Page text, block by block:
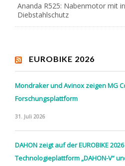
Ananda R525: Nabenmotor mit
Diebstahlschutz
EUROBIKE 2026
Mondraker und Avinox zeigen MG
Forschungsplattform
31. Juli 2026
DAHON zeigt auf der EUROBIKE
Technologieplattform „DAHON-V“